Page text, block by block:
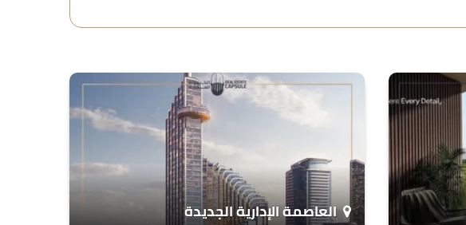
العاصمة الإدارية الجديدة